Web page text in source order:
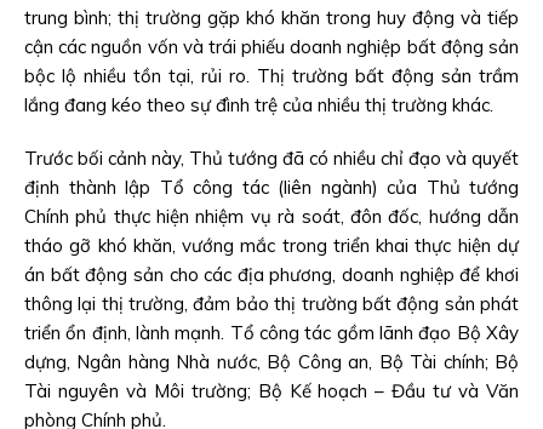
trung bình; thị trường gặp khó khăn trong huy động và tiếp
cận các nguồn vốn và trái phiếu doanh nghiệp bất động sản
bộc lộ nhiều tồn tại, rủi ro. Thị trường bất động sản trầm
lắng đang kéo theo sự đình trệ của nhiều thị trường khác.
Trước bối cảnh này, Thủ tướng đã có nhiều chỉ đạo và quyết
định thành lập Tổ công tác (liên ngành) của Thủ tướng
Chính phủ thực hiện nhiệm vụ rà soát, đôn đốc, hướng dẫn
tháo gỡ khó khăn, vướng mắc trong triển khai thực hiện dự
án bất động sản cho các địa phương, doanh nghiệp để khơi
thông lại thị trường, đảm bảo thị trường bất động sản phát
triển ổn định, lành mạnh. Tổ công tác gồm lãnh đạo Bộ Xây
dựng, Ngân hàng Nhà nước, Bộ Công an, Bộ Tài chính; Bộ
Tài nguyên và Môi trường; Bộ Kế hoạch – Đầu tư và Văn
phòng Chính phủ.